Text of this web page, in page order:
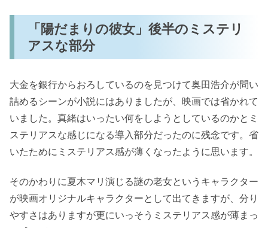
「陽だまりの彼女」後半のミステリ
アスな部分
大金を銀行からおろしているのを見つけて奥田浩介が問い
詰めるシーンが小説にはありましたが、映画では省かれて
いました。真緒はいったい何をしようとしているのかとミ
ステリアスな感じになる導入部分だったのに残念です。省
いたためにミステリアス感が薄くなったように思います。
そのかわりに夏木マリ演じる謎の老女というキャラクター
が映画オリジナルキャラクターとして出てきますが、分り
やすさはありますが更にいっそうミステリアス感が薄まっ